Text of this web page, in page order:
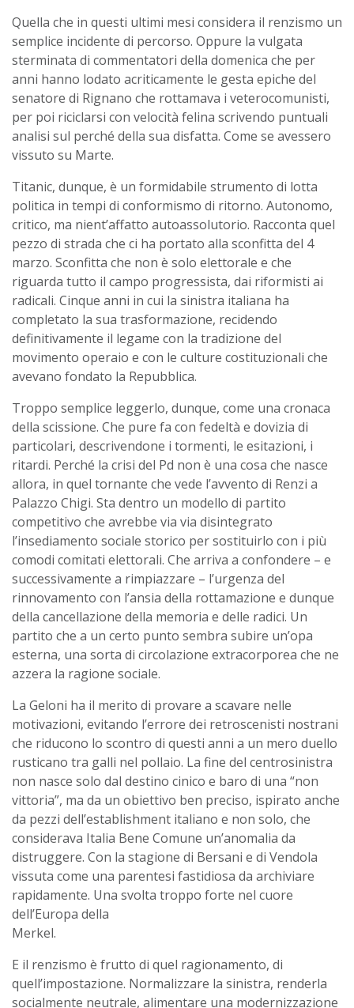
Quella che in questi ultimi mesi considera il renzismo un
semplice incidente di percorso. Oppure la vulgata
sterminata di commentatori della domenica che per
anni hanno lodato acriticamente le gesta epiche del
senatore di Rignano che rottamava i veterocomunisti,
per poi riciclarsi con velocità felina scrivendo puntuali
analisi sul perché della sua disfatta. Come se avessero
vissuto su Marte.
Titanic, dunque, è un formidabile strumento di lotta
politica in tempi di conformismo di ritorno. Autonomo,
critico, ma nient’affatto autoassolutorio. Racconta quel
pezzo di strada che ci ha portato alla sconfitta del 4
marzo. Sconfitta che non è solo elettorale e che
riguarda tutto il campo progressista, dai riformisti ai
radicali. Cinque anni in cui la sinistra italiana ha
completato la sua trasformazione, recidendo
definitivamente il legame con la tradizione del
movimento operaio e con le culture costituzionali che
avevano fondato la Repubblica.
Troppo semplice leggerlo, dunque, come una cronaca
della scissione. Che pure fa con fedeltà e dovizia di
particolari, descrivendone i tormenti, le esitazioni, i
ritardi. Perché la crisi del Pd non è una cosa che nasce
allora, in quel tornante che vede l’avvento di Renzi a
Palazzo Chigi. Sta dentro un modello di partito
competitivo che avrebbe via via disintegrato
l’insediamento sociale storico per sostituirlo con i più
comodi comitati elettorali. Che arriva a confondere – e
successivamente a rimpiazzare – l’urgenza del
rinnovamento con l’ansia della rottamazione e dunque
della cancellazione della memoria e delle radici. Un
partito che a un certo punto sembra subire un’opa
esterna, una sorta di circolazione extracorporea che ne
azzera la ragione sociale.
La Geloni ha il merito di provare a scavare nelle
motivazioni, evitando l’errore dei retroscenisti nostrani
che riducono lo scontro di questi anni a un mero duello
rusticano tra galli nel pollaio. La fine del centrosinistra
non nasce solo dal destino cinico e baro di una “non
vittoria”, ma da un obiettivo ben preciso, ispirato anche
da pezzi dell’establishment italiano e non solo, che
considerava Italia Bene Comune un’anomalia da
distruggere. Con la stagione di Bersani e di Vendola
vissuta come una parentesi fastidiosa da archiviare
rapidamente. Una svolta troppo forte nel cuore
dell’Europa della
Merkel.
E il renzismo è frutto di quel ragionamento, di
quell’impostazione. Normalizzare la sinistra, renderla
socialmente neutrale, alimentare una modernizzazione